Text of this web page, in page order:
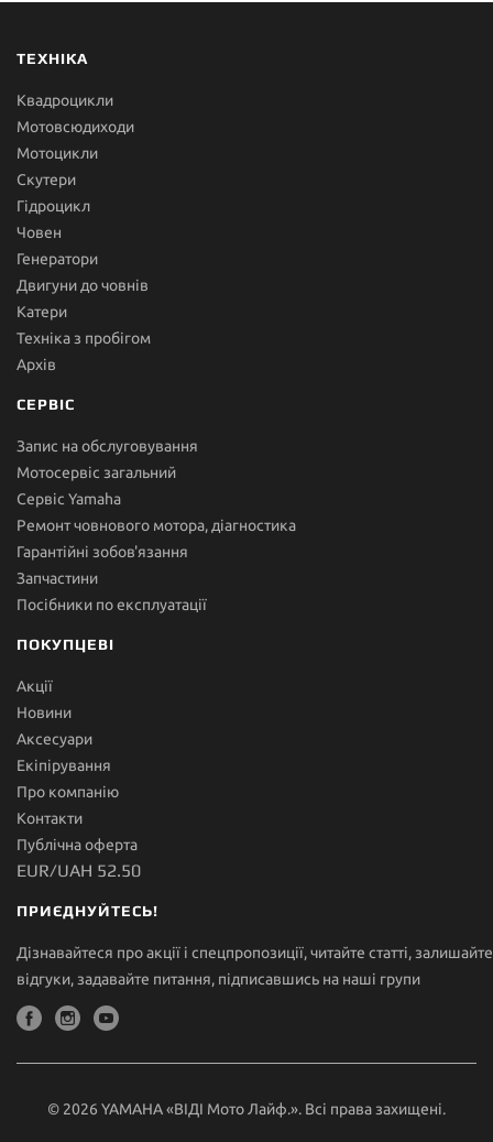
ТЕХНІКА
Квадроцикли
Мотовсюдиходи
Мотоцикли
Скутери
Гідроцикл
Човен
Генератори
Двигуни до човнів
Катери
Техніка з пробігом
Архів
СЕРВІС
Запис на обслуговування
Мотосервіс загальний
Сервіс Yamaha
Ремонт човнового мотора, діагностика
Гарантійні зобов'язання
Запчастини
Посібники по експлуатації
ПОКУПЦЕВІ
Акції
Новини
Аксесуари
Екіпірування
Про компанію
Контакти
Публічна оферта
EUR/UAH 52.50
ПРИЄДНУЙТЕСЬ!
Дізнавайтеся про акції і спецпропозиції, читайте статті, залишайте
відгуки, задавайте питання, підписавшись на наші групи
© 2026 YAMAHA «ВІДІ Мото Лайф.». Всі права захищені.